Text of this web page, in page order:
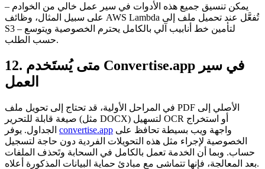
يمكن تنسيق جميع هذه الأدوات في سير عمل خالي من الخوادم –
على سبيل المثال، وظائف AWS Lambda تُفعَّل عند تحميل ملف إلى
S3 – لتأمين خط أنابيب آلي بالكامل يحترم الخصوصية ويتوسع
حسب الطلب.
12. متى يُستَخدم Convertise.app في سير
العمل
في المراحل الأولية، قد تحتاج إلى تحويل ملف PDF الأصلي إلى
صيغة قابلة للتحرير (مثل DOCX) لتسهيل OCR أو استخراج
convertise.app
الخصوصية لإجراء مثل هذه التحويلات الفردية دون حاجة لتسجيل
حساب. وبما أن الخدمة تعمل بالكامل في السحابة وتَحذف الملفات
بعد المعالجة، فإنها تتماشى مع مبادئ حماية البيانات المذكورة أعلاه.